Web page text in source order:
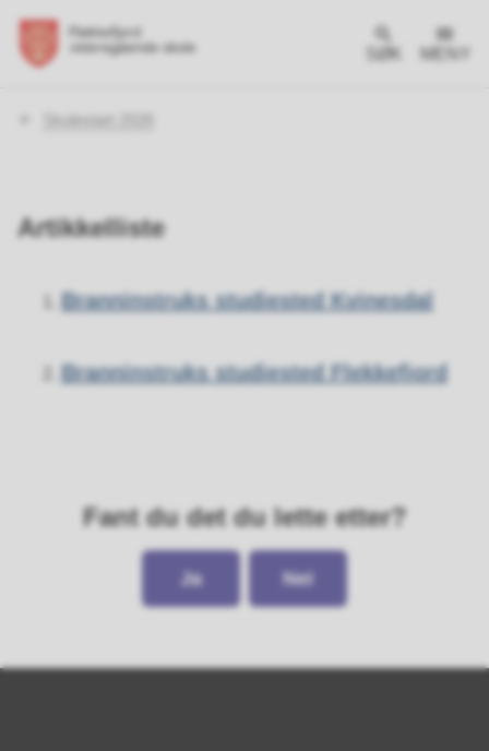
SØK MENY
Skolestart 2026
Artikkelliste
Branninstruks studiested Kvinesdal
Branninstruks studiested Flekkefjord
Fant du det du lette etter?
Ja Nei